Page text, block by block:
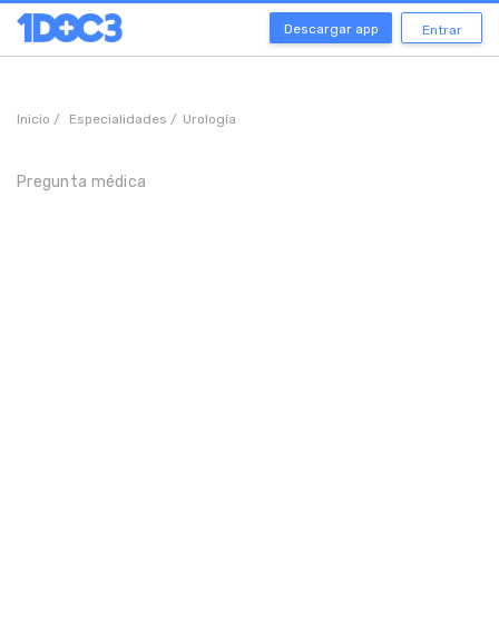
Descargar app Entrar
Inicio / Especialidades / Urología
Pregunta médica